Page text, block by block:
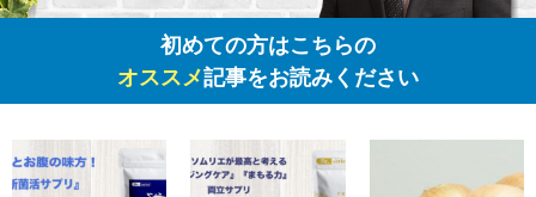
初めての方はこちらの
オススメ記事をお読みください